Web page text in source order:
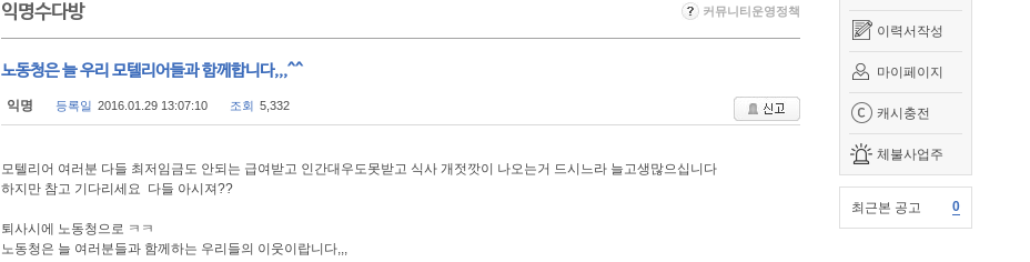
이력서작성
마이페이지
캐시충전
체불사업주
최근본 공고 0
익명수다방 커뮤니티운영정책
노동청은 늘 우리 모텔리어들과 함께합니다,,,^^
익명 등록일 2016.01.29 13:07:10 조회 5,332
모텔리어 여러분 다들 최저임금도 안되는 급여받고 인간대우도못받고 식사 개젓깟이 나오는거 드시느라 늘고생많으십니다
하지만 참고 기다리세요 다들 아시져??
퇴사시에 노동청으로 ㅋㅋ
노동청은 늘 여러분들과 함께하는 우리들의 이웃이랍니다,,,